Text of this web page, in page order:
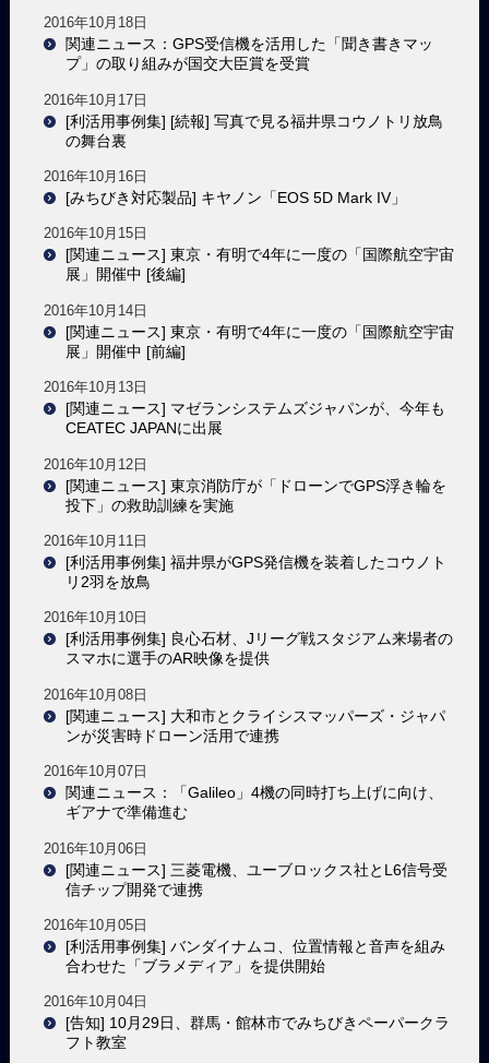
2016年10月18日
関連ニュース：GPS受信機を活用した「聞き書きマッ
プ」の取り組みが国交大臣賞を受賞
2016年10月17日
[利活用事例集] [続報] 写真で見る福井県コウノトリ放鳥
の舞台裏
2016年10月16日
[みちびき対応製品] キヤノン「EOS 5D Mark IV」
2016年10月15日
[関連ニュース] 東京・有明で4年に一度の「国際航空宇宙
展」開催中 [後編]
2016年10月14日
[関連ニュース] 東京・有明で4年に一度の「国際航空宇宙
展」開催中 [前編]
2016年10月13日
[関連ニュース] マゼランシステムズジャパンが、今年も
CEATEC JAPANに出展
2016年10月12日
[関連ニュース] 東京消防庁が「ドローンでGPS浮き輪を
投下」の救助訓練を実施
2016年10月11日
[利活用事例集] 福井県がGPS発信機を装着したコウノト
リ2羽を放鳥
2016年10月10日
[利活用事例集] 良心石材、Jリーグ戦スタジアム来場者の
スマホに選手のAR映像を提供
2016年10月08日
[関連ニュース] 大和市とクライシスマッパーズ・ジャパ
ンが災害時ドローン活用で連携
2016年10月07日
関連ニュース：「Galileo」4機の同時打ち上げに向け、
ギアナで準備進む
2016年10月06日
[関連ニュース] 三菱電機、ユーブロックス社とL6信号受
信チップ開発で連携
2016年10月05日
[利活用事例集] バンダイナムコ、位置情報と音声を組み
合わせた「ブラメディア」を提供開始
2016年10月04日
[告知] 10月29日、群馬・館林市でみちびきペーパークラ
フト教室